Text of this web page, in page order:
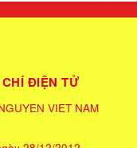
ĐIỆN TỬ
VIET NAM